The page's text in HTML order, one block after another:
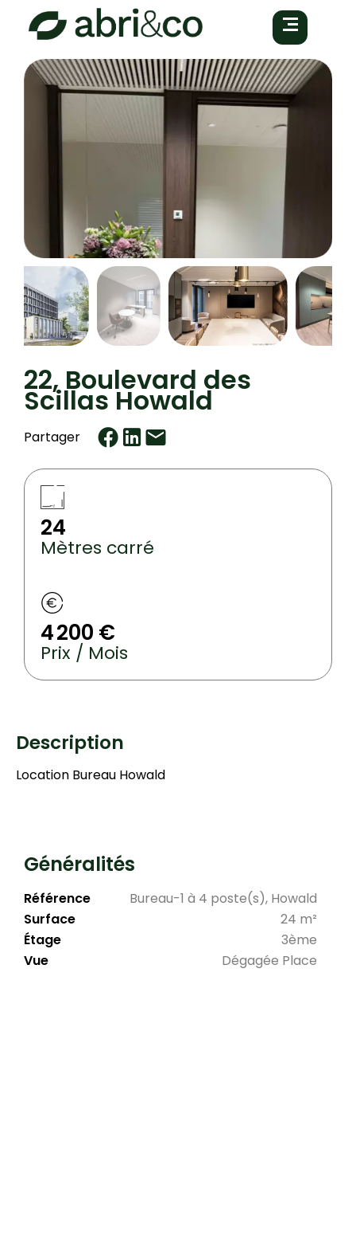
22, Boulevard des
Scillas Howald
Partager
24
Mètres carré
4 200 €
Prix / Mois
Description
Location Bureau Howald
Généralités
Référence
Bureau-1 à 4 poste(s), Howald
Surface
24 m²
Étage
3ème
Vue
Dégagée Place